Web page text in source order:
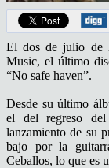
El dos de julio de
Music, el último
“No safe haven”.
Desde su último
el del regreso
lanzamiento de su
bajo por la
Ceballos, lo que es